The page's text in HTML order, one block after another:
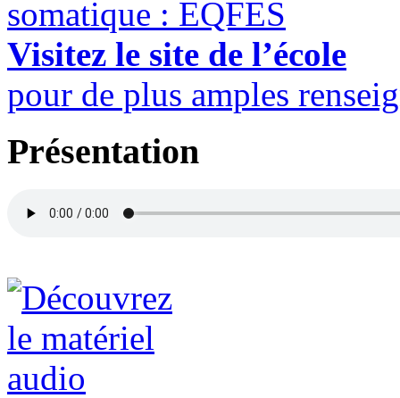
Visitez le site de l’école
pour de plus amples
Présentation